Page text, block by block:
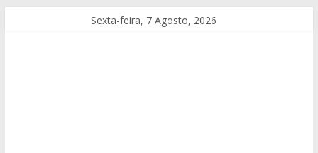
Sexta-feira, 7 Agosto, 2026